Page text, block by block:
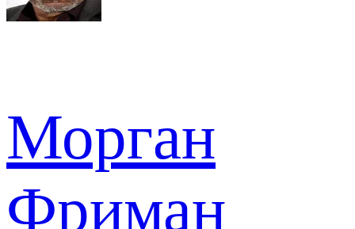
Морган
Фриман